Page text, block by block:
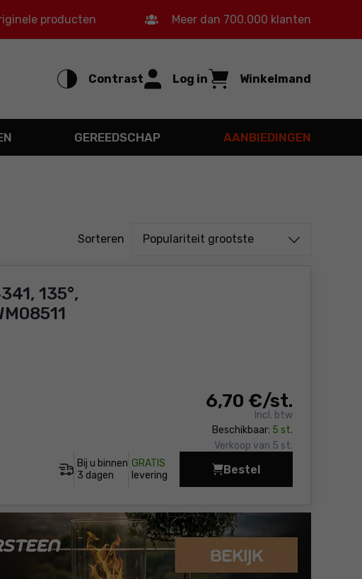
producten Meer dan 700.000 klanten
Contrast Log in Winkelmand
GEREEDSCHAP AANBIEDINGEN
Sorteren Sorteren uit
Populariteit grootste
135°,
6,70 €/ st.
Incl. btw
Beschikbaar: 5 st.
Verkoop van 5 st.
Bij u binnen
3 dagen
GRATIS
levering
Bestel
Metaalboor, HSS,